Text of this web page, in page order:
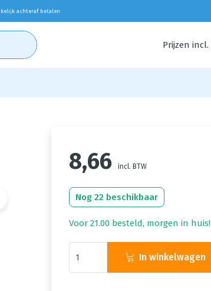
achteraf betalen
Prijzen incl.
8,66 incl. BTW
Nog 22 beschikbaar
Voor 21.00 besteld, morgen in huis!
In winkelwagen